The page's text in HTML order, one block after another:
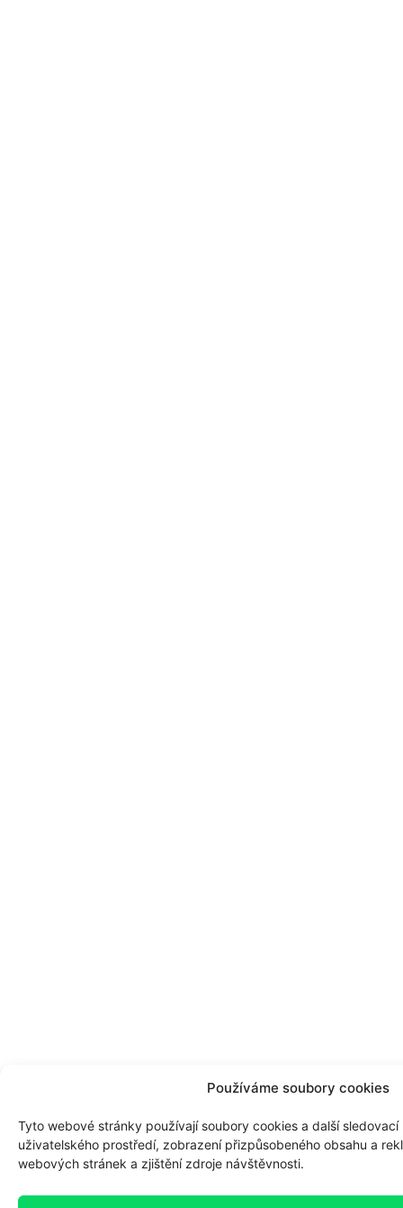
Používáme soubory cookies
Tyto webové stránky používají soubory cookies a další sledovací
uživatelského prostředí, zobrazení přizpůsobeného obsahu a
webových stránek a zjištění zdroje návštěvnosti.